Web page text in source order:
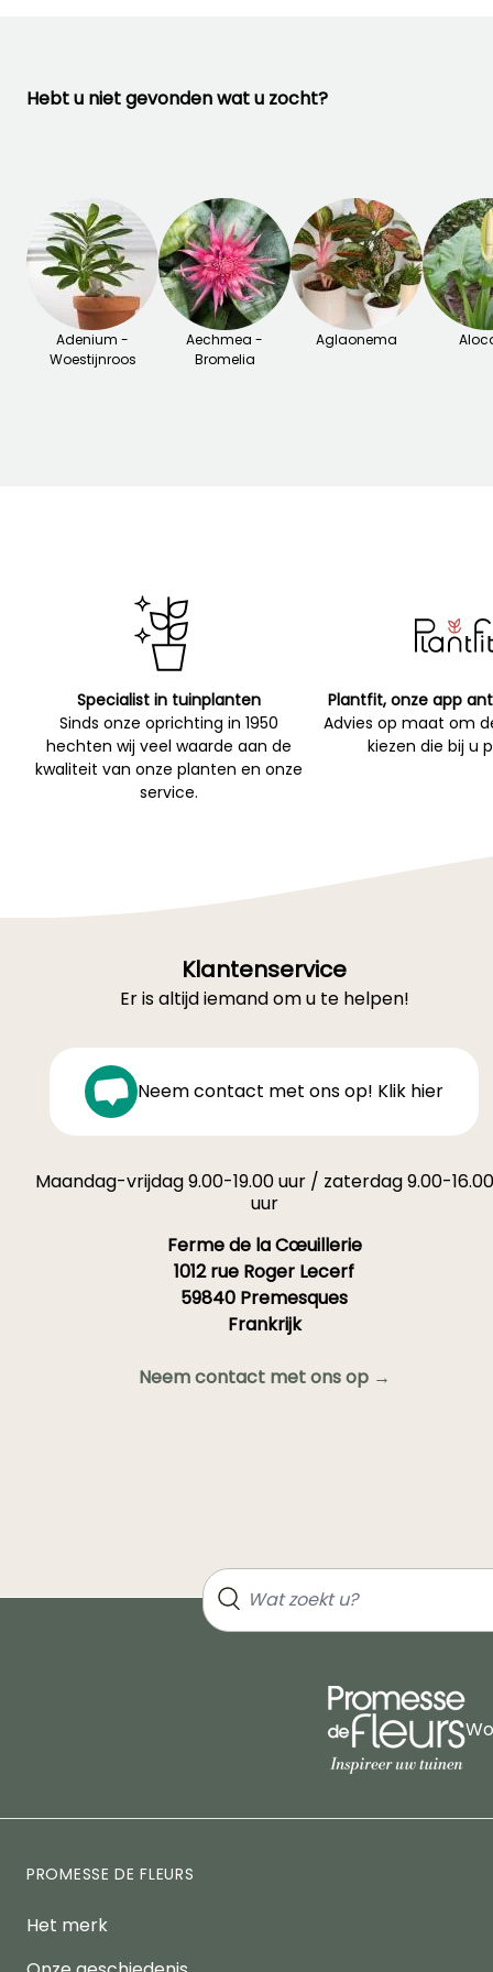
Hebt u niet gevonden wat u zocht?
Adenium -
Woestijnroos
Aechmea -
Bromelia
Aglaonema
Specialist in tuinplanten
Sinds onze oprichting in 1950
hechten wij veel waarde aan de
kwaliteit van onze planten en onze
service.
Plantfit, onze app
Advies op maat om
kiezen die bij u
Klantenservice
Er is altijd iemand om u te helpen!
Neem contact met ons op! Klik hier
Maandag-vrijdag 9.00-19.00 uur / zaterdag 9.00-16.00
uur
Ferme de la Cœuillerie
1012 rue Roger Lecerf
59840 Premesques
Frankrijk
Neem contact met ons op →
PROMESSE DE FLEURS
Het merk